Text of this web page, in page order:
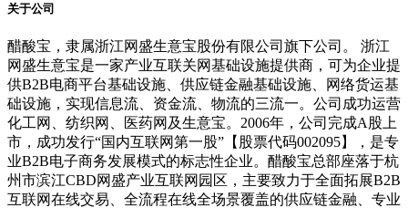
关于公司
醋酸宝，隶属浙江网盛生意宝股份有限公司旗下公司。 浙江
网盛生意宝是一家产业互联关网基础设施提供商，可为企业提
供B2B电商平台基础设施、供应链金融基础设施、网络货运基
础设施，实现信息流、资金流、物流的三流一。公司成功运营
化工网、纺织网、医药网及生意宝。2006年，公司完成A股上
市，成功发行“国内互联网第一股”【股票代码002095】，是专
业B2B电子商务发展模式的标志性企业。醋酸宝总部座落于杭
州市滨江CBD网盛产业互联网园区，主要致力于全面拓展B2B
互联网在线交易、全流程在线全场景覆盖的供应链金融、专业